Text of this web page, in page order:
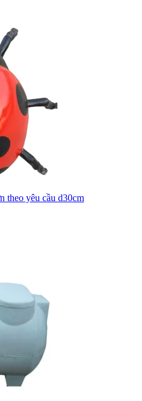
theo yêu cầu d30cm